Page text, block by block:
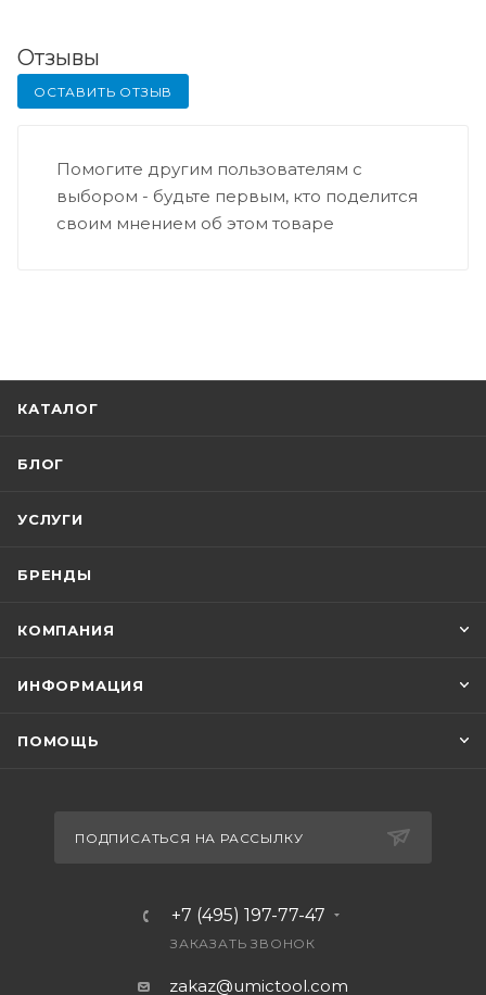
Отзывы
ОСТАВИТЬ ОТЗЫВ
Помогите другим пользователям с
выбором - будьте первым, кто поделится
своим мнением об этом товаре
КАТАЛОГ
БЛОГ
УСЛУГИ
БРЕНДЫ
КОМПАНИЯ
ИНФОРМАЦИЯ
ПОМОЩЬ
ПОДПИСАТЬСЯ НА РАССЫЛКУ
+7 (495) 197-77-47
ЗАКАЗАТЬ ЗВОНОК
zakaz@umictool.com